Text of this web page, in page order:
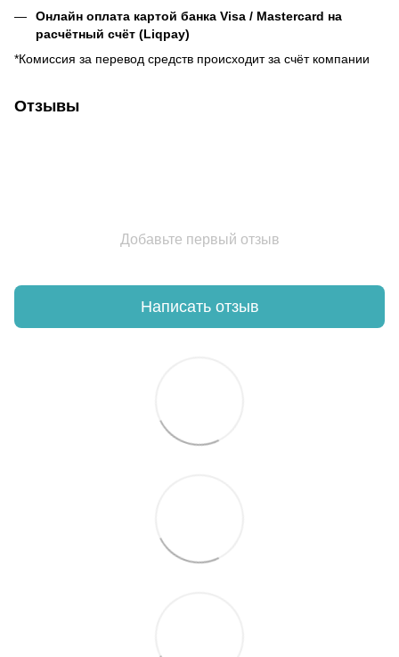
Онлайн оплата картой банка Visa / Mastercard на
расчётный счёт (Liqpay)
*Комиссия за перевод средств происходит за счёт компании
Отзывы
Добавьте первый отзыв
Написать отзыв